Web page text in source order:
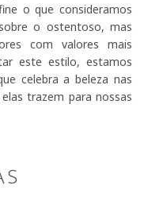
o que consideramos
o ostentoso, mas
com valores mais
este estilo, estamos
celebra a beleza nas
trazem para nossas